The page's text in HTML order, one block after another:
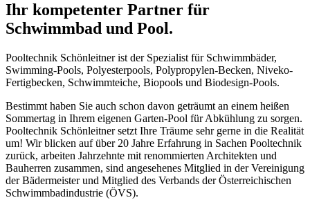
Ihr kompetenter Partner für
Schwimmbad und Pool.
Pooltechnik Schönleitner ist der Spezialist für Schwimmbäder,
Swimming-Pools, Polyesterpools, Polypropylen-Becken, Niveko-
Fertigbecken, Schwimmteiche, Biopools und Biodesign-Pools.
Bestimmt haben Sie auch schon davon geträumt an einem heißen
Sommertag in Ihrem eigenen Garten-Pool für Abkühlung zu sorgen.
Pooltechnik Schönleitner setzt Ihre Träume sehr gerne in die Realität
um! Wir blicken auf über 20 Jahre Erfahrung in Sachen Pooltechnik
zurück, arbeiten Jahrzehnte mit renommierten Architekten und
Bauherren zusammen, sind angesehenes Mitglied in der Vereinigung
der Bädermeister und Mitglied des Verbands der Österreichischen
Schwimmbadindustrie (ÖVS).